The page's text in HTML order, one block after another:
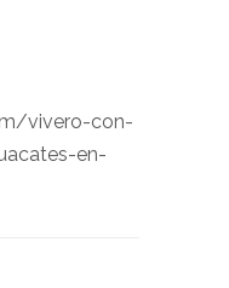
vivero-con-
en-